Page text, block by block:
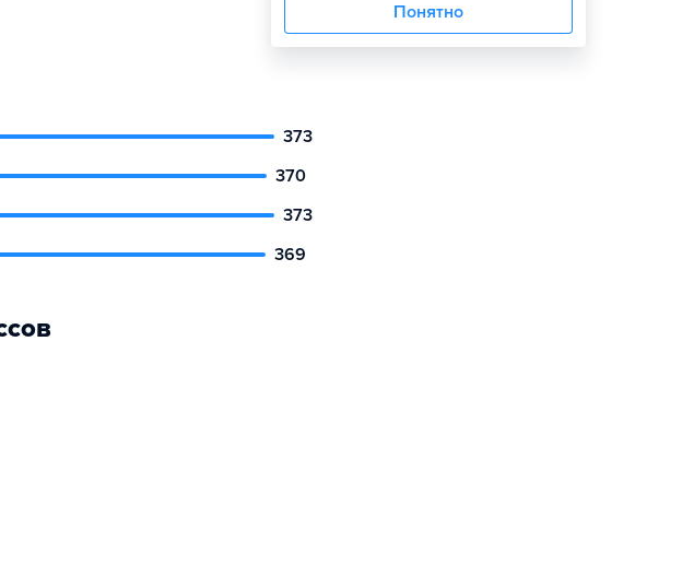
373
370
373
369
Понятно